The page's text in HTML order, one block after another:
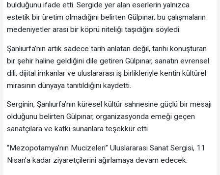
bulduğunu ifade etti. Sergide yer alan eserlerin yalnızca
estetik bir üretim olmadığını belirten Gülpınar, bu çalışmaların
medeniyetler arası bir köprü niteliği taşıdığını söyledi.
Şanlıurfa’nın artık sadece tarih anlatan değil, tarihi konuşturan
bir şehir haline geldiğini dile getiren Gülpınar, sanatın evrensel
dili, dijital imkanlar ve uluslararası iş birlikleriyle kentin kültürel
mirasının dünyaya tanıtıldığını kaydetti.
Serginin, Şanlıurfa’nın küresel kültür sahnesine güçlü bir mesajı
olduğunu belirten Gülpınar, organizasyonda emeği geçen
sanatçılara ve katkı sunanlara teşekkür etti.
“Mezopotamya’nın Mucizeleri” Uluslararası Sanat Sergisi, 11
Nisan’a kadar ziyaretçilerini ağırlamaya devam edecek.